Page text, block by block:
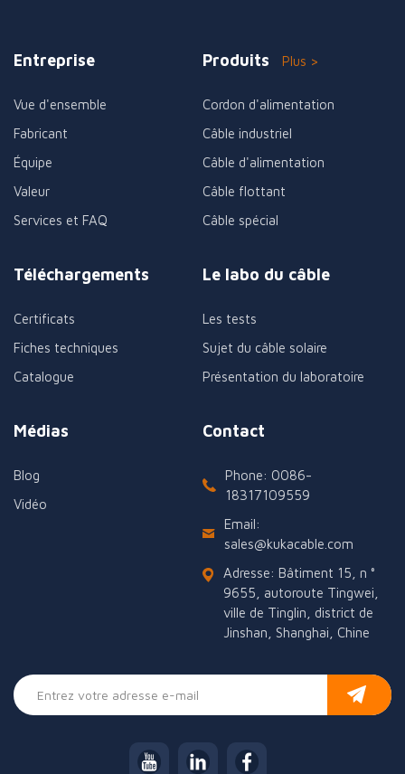
Entreprise
Vue d'ensemble
Fabricant
Équipe
Valeur
Services et FAQ
Produits Plus >
Cordon d'alimentation
Câble industriel
Câble d'alimentation
Câble flottant
Câble spécial
Téléchargements
Certificats
Fiches techniques
Catalogue
Le labo du câble
Les tests
Sujet du câble solaire
Présentation du laboratoire
Médias
Blog
Vidéo
Contact
Phone: 0086-
18317109559
Email:
sales@kukacable.com
Adresse: Bâtiment 15, n °
9655, autoroute Tingwei,
ville de Tinglin, district de
Jinshan, Shanghai, Chine